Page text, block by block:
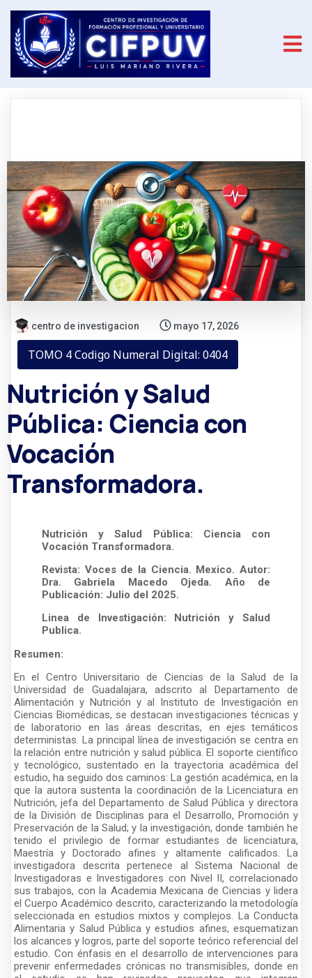
centro de investigacion mayo 17, 2026
TOMO 4 Codigo Numeral Digital: 0404
Nutrición y Salud
Pública: Ciencia con
Vocación
Transformadora.
Nutrición y Salud Pública: Ciencia con
Vocación Transformadora.
Revista: Voces de la Ciencia. Mexico. Autor:
Dra. Gabriela Macedo Ojeda. Año de
Publicación: Julio del 2025.
Linea de Investigación: Nutrición y Salud
Publica.
Resumen:
En el Centro Universitario de Ciencias de la Salud de la
Universidad de Guadalajara, adscrito al Departamento de
Alimentación y Nutrición y al Instituto de Investigación en
Ciencias Biomédicas, se destacan investigaciones técnicas y
de laboratorio en las áreas descritas, en ejes temáticos
deterministas. La principal línea de investigación se centra en
la relación entre nutrición y salud pública. El soporte científico
y tecnológico, sustentado en la trayectoria académica del
estudio, ha seguido dos caminos: La gestión académica, en la
que la autora sustenta la coordinación de la Licenciatura en
Nutrición, jefa del Departamento de Salud Pública y directora
de la División de Disciplinas para el Desarrollo, Promoción y
Preservación de la Salud; y la investigación, donde también he
tenido el privilegio de formar estudiantes de licenciatura,
Maestría y Doctorado afines y altamente calificados. La
investigadora descrita pertenece al Sistema Nacional de
Investigadoras e Investigadores con Nivel II, correlacionado
sus trabajos, con la Academia Mexicana de Ciencias y lidera
el Cuerpo Académico descrito, caracterizando la metodología
seleccionada en estudios mixtos y complejos. La Conducta
Alimentaria y Salud Pública y estudios afines, esquematizan
los alcances y logros, parte del soporte teórico referencial del
estudio. Con énfasis en el desarrollo de intervenciones para
prevenir enfermedades crónicas no transmisibles, donde en